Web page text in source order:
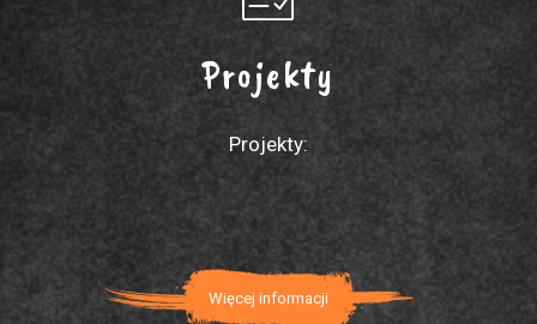
Projekty
Projekty:
Więcej informacji